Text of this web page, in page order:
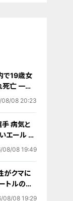
で19歳女
一部
に お盆休
08/08 20:23
病気と
エール ス
屋・緑区
08/08 19:49
がクマに
トルのツ
る 「つ
08/08 19:29